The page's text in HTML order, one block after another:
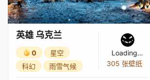
英雄 乌克兰
0
星空
科幻
雨雪气候
Loading…
305 张壁纸